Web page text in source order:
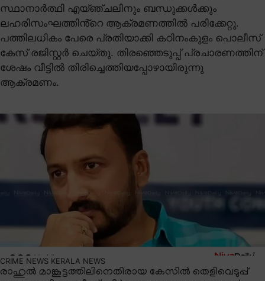
സ്ഥാനാർത്ഥി എയ്ഞ്ചലിനും ബന്ധുക്കൾക്കും
ലഹരിസംഘത്തിൻ്റെ ആക്രമണത്തിൽ പരിക്കേറ്റു.
പത്തിലധികം പേരെ പ്രതിയാക്കി കഠിനംകുളം പൊലീസ്
കേസ് രജിസ്റ്റർ ചെയ്തു. തിരഞ്ഞെടുപ്പ് പ്രചാരണത്തിന്
ശേഷം വീട്ടിൽ തിരിച്ചെത്തിയപ്പോഴായിരുന്നു
ആക്രമണം.
CRIME NEWS KERALA NEWS
രാഹുൽ മാങ്കൂട്ടത്തിലിനെതിരായ കേസിൽ തെളിവെടുപ്പ്